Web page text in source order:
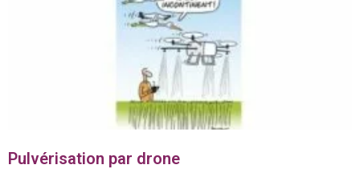
Pulvérisation par drone